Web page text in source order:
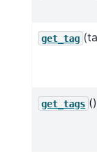
get_tag
get_tags ()